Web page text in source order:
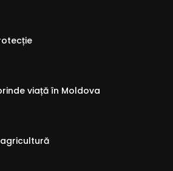
viață în Moldova